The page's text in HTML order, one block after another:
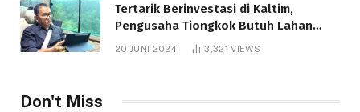
Tertarik Berinvestasi di Kaltim,
Pengusaha Tiongkok Butuh Lahan
20 JUNI 2024 3,321VIEWS
Don't Miss